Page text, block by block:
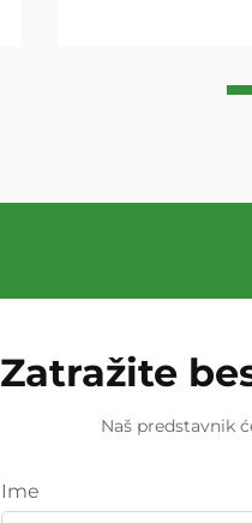
Zatražite
Naš predstavnik
Ime